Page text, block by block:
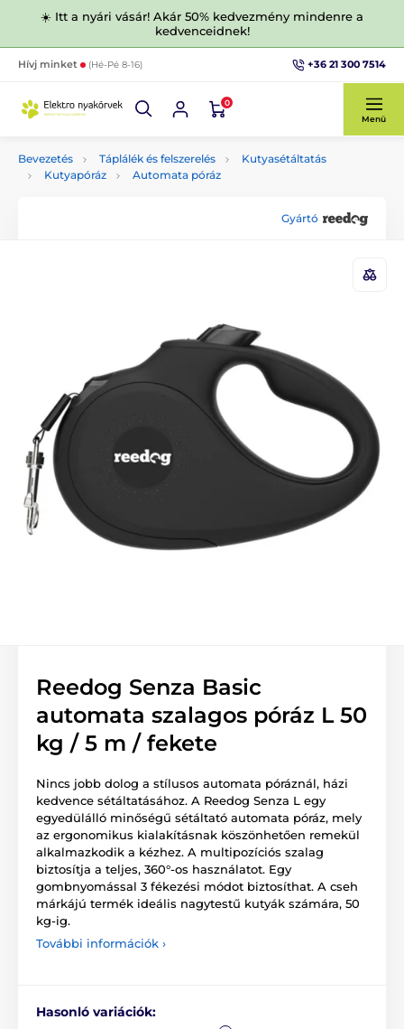
☀️ Itt a nyári vásár! Akár 50% kedvezmény mindenre a
kedvenceidnek!
Hívj minket (Hé-Pé 8-16) +36 21 300 7514
0
Menü
Bevezetés Táplálék és felszerelés
Kutyasétáltatás
Kutyapóráz
Automata póráz
Gyártó
Reedog Senza Basic
automata szalagos póráz L 50
kg / 5 m / fekete
Nincs jobb dolog a stílusos automata póráznál, házi
kedvence sétáltatásához. A Reedog Senza L egy
egyedülálló minőségű sétáltató automata póráz, mely
az ergonomikus kialakításnak köszönhetően remekül
alkalmazkodik a kézhez. A multipozíciós szalag
biztosítja a teljes, 360°-os használatot. Egy
gombnyomással 3 fékezési módot biztosíthat. A cseh
márkájú termék ideális nagytestű kutyák számára, 50
kg-ig.
További információk ›
Hasonló variációk: